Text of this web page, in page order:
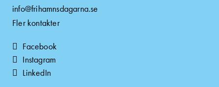
info@frihamnsdagarna.se
Fler kontakter
Facebook
Instagram
LinkedIn